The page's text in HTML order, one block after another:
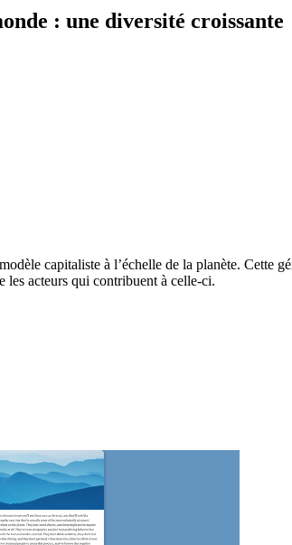
: une diversité croissante
capitaliste à l’échelle de la planète. Cette
les acteurs qui contribuent à celle-ci.